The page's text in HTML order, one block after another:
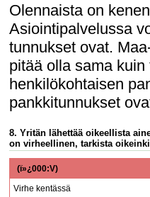
Olennaista on
Asiointipalvelussa
tunnukset ovat.
pitää olla sama
henkilökohtaisen
pankkitunnukset
8. Yritän lähettää oikeellista
on virheellinen, tarkista
(ï»¿000:V)
Virhe kentässä